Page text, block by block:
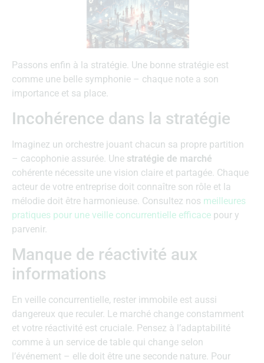
Passons enfin à la stratégie. Une bonne stratégie est
comme une belle symphonie – chaque note a son
importance et sa place.
Incohérence dans la stratégie
Imaginez un orchestre jouant chacun sa propre partition
– cacophonie assurée. Une stratégie de marché
cohérente nécessite une vision claire et partagée. Chaque
acteur de votre entreprise doit connaître son rôle et la
mélodie doit être harmonieuse. Consultez nos meilleures
pratiques pour une veille concurrentielle efficace pour y
parvenir.
Manque de réactivité aux
informations
En veille concurrentielle, rester immobile est aussi
dangereux que reculer. Le marché change constamment
et votre réactivité est cruciale. Pensez à l’adaptabilité
comme à un service de table qui change selon
l’événement – elle doit être une seconde nature. Pour